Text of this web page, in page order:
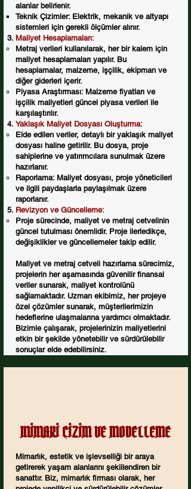
alanlar belirlenir.
Teknik Çizimler: Elektrik, mekanik ve altyapı
sistemleri için gerekli ölçümler alınır.
Maliyet Hesaplamaları:
Metraj verileri kullanılarak, her bir kalem için
maliyet hesaplamaları yapılır. Bu
hesaplamalar, malzeme, işçilik, ekipman ve
diğer giderleri içerir.
Piyasa Araştırması: Malzeme fiyatları ve
işçilik maliyetleri güncel piyasa verileri ile
karşılaştırılır.
Yaklaşık Maliyet Dosyası Oluşturma:
Elde edilen veriler, detaylı bir yaklaşık maliyet
dosyası haline getirilir. Bu dosya, proje
sahiplerine ve yatırımcılara sunulmak üzere
hazırlanır.
Raporlama: Maliyet dosyası, proje yöneticileri
ve ilgili paydaşlarla paylaşılmak üzere
raporlanır.
Revizyon ve Güncelleme:
Proje sürecinde, maliyet ve metraj cetvelinin
güncel tutulması önemlidir. Proje ilerledikçe,
değişiklikler ve güncellemeler takip edilir.
Maliyet ve metraj cetveli hazırlama sürecimiz,
projelerin her aşamasında güvenilir finansal
veriler sunarak, maliyet kontrolünü
sağlamaktadır. Uzman ekibimiz, her projeye
özel çözümler sunarak, müşterilerimizin
hedeflerine ulaşmalarına yardımcı olmaktadır.
Bizimle çalışarak, projelerinizin maliyetlerini
etkin bir şekilde yönetebilir ve sürdürülebilir
sonuçlar elde edebilirsiniz.
MİMARİ ÇİZİM VE MODELLEME
Mimarlık, estetik ve işlevselliği bir araya
getirerek yaşam alanlarını şekillendiren bir
sanattır. Biz, mimarlık firması olarak, her